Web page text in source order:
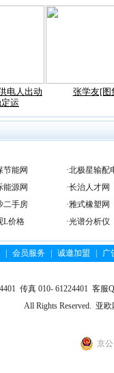
电人出动
运
张学友[图
节能网 ·北极星输配
能源网 ·长治人才网
二手房 ·雅式橡塑网
L价格 ·光谱分析仪
会员服务 诚邀加盟 广
传真 010- 61224401 客服
All Rights Reserved. 亚
京公